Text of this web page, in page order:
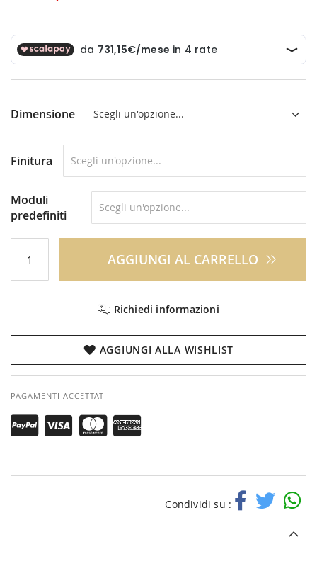
Dimensione
Finitura
Moduli
predefiniti
AGGIUNGI AL CARRELLO
Richiedi informazioni
AGGIUNGI ALLA WISHLIST
PAGAMENTI ACCETTATI
Condividi su :